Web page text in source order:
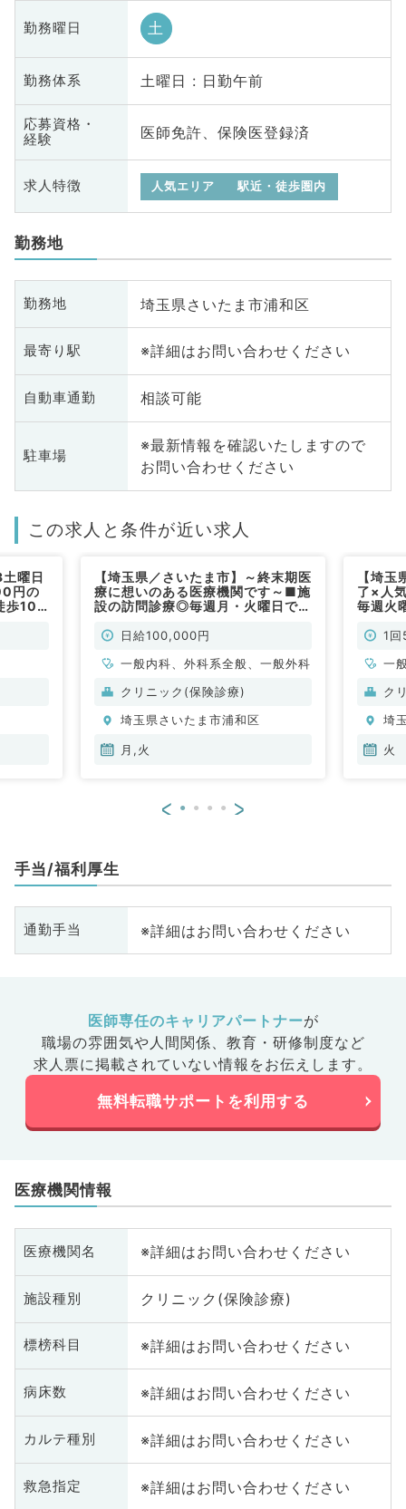
勤務曜日 土
勤務体系 土曜日 : 日勤午前
応募資格・
経験
医師免許、保険医登録済
求人特徴 人気エリア 駅近・徒歩圏内
勤務地
勤務地 埼玉県さいたま市浦和区
最寄り駅 ※詳細はお問い合わせください
自動車通勤 相談可能
駐車場
※最新情報を確認いたしますので
お問い合わせください
この求人と条件が近い求人
曜日
円の
歩10
【埼玉県／さいたま市】～終末期医
療に想いのある医療機関です～■施
設の訪問診療◎毎週月・火曜日で週
～（内科系・外科系／非常勤）
日給100,000円
一般内科、外科系全般、一般外科
クリニック(保険診療)
埼玉県さいたま市浦和区
月,火
【埼
了×人
毎週火
通勤
1
一
ク
埼
火
< >
手当/福利厚生
通勤手当 ※詳細はお問い合わせください
医師専任のキャリアパートナーが
職場の雰囲気や人間関係、 教育・研修制度など
求人票に掲載されていない情報をお伝えします。
無料転職サポートを利用する
医療機関情報
医療機関名 ※詳細はお問い合わせください
施設種別 クリニック(保険診療)
標榜科目 ※詳細はお問い合わせください
病床数 ※詳細はお問い合わせください
カルテ種別 ※詳細はお問い合わせください
救急指定 ※詳細はお問い合わせください